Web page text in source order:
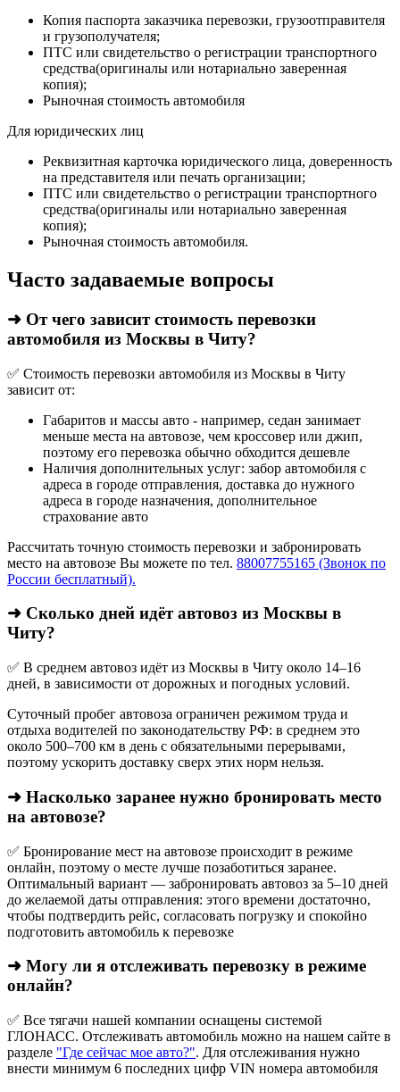
Копия паспорта заказчика перевозки, грузоотправителя
и грузополучателя;
ПТС или свидетельство о регистрации транспортного
средства(оригиналы или нотариально заверенная
копия);
Рыночная стоимость автомобиля
Для юридических лиц
Реквизитная карточка юридического лица, доверенность
на представителя или печать организации;
ПТС или свидетельство о регистрации транспортного
средства(оригиналы или нотариально заверенная
копия);
Рыночная стоимость автомобиля.
Часто задаваемые вопросы
➜ От чего зависит стоимость перевозки
автомобиля из Москвы в Читу?
✅ Стоимость перевозки автомобиля из Москвы в Читу
зависит от:
Габаритов и массы авто - например, седан занимает
меньше места на автовозе, чем кроссовер или джип,
поэтому его перевозка обычно обходится дешевле
Наличия дополнительных услуг: забор автомобиля с
адреса в городе отправления, доставка до нужного
адреса в городе назначения, дополнительное
страхование авто
Рассчитать точную стоимость перевозки и забронировать
место на автовозе Вы можете по тел. 88007755165 (Звонок по
России бесплатный).
➜ Сколько дней идёт автовоз из Москвы в
Читу?
✅ В среднем автовоз идёт из Москвы в Читу около 14–16
дней, в зависимости от дорожных и погодных условий.
Суточный пробег автовоза ограничен режимом труда и
отдыха водителей по законодательству РФ: в среднем это
около 500–700 км в день с обязательными перерывами,
поэтому ускорить доставку сверх этих норм нельзя.
➜ Насколько заранее нужно бронировать место
на автовозе?
✅ Бронирование мест на автовозе происходит в режиме
онлайн, поэтому о месте лучше позаботиться заранее.
Оптимальный вариант — забронировать автовоз за 5–10 дней
до желаемой даты отправления: этого времени достаточно,
чтобы подтвердить рейс, согласовать погрузку и спокойно
подготовить автомобиль к перевозке
➜ Могу ли я отслеживать перевозку в режиме
онлайн?
✅ Все тягачи нашей компании оснащены системой
ГЛОНАСС. Отслеживать автомобиль можно на нашем сайте в
разделе "Где сейчас мое авто?". Для отслеживания нужно
внести минимум 6 последних цифр VIN номера автомобиля